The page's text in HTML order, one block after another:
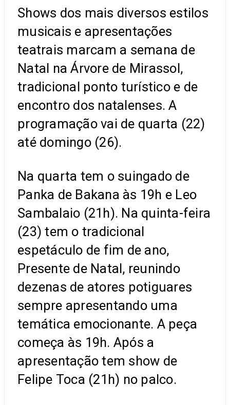
Shows dos mais diversos estilos
musicais e apresentações
teatrais marcam a semana de
Natal na Árvore de Mirassol,
tradicional ponto turístico e de
encontro dos natalenses. A
programação vai de quarta (22)
até domingo (26).
Na quarta tem o suingado de
Panka de Bakana às 19h e Leo
Sambalaio (21h). Na quinta-feira
(23) tem o tradicional
espetáculo de fim de ano,
Presente de Natal, reunindo
dezenas de atores potiguares
sempre apresentando uma
temática emocionante. A peça
começa às 19h. Após a
apresentação tem show de
Felipe Toca (21h) no palco.